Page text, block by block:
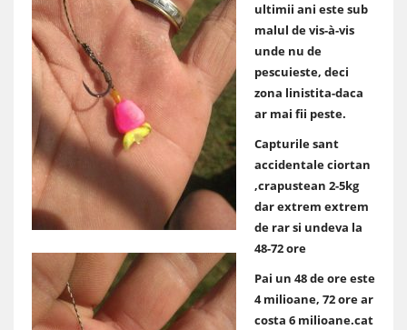
ultimii ani este sub
malul de vis-à-vis
unde nu de
pescuieste, deci
zona linistita-daca
ar mai fii peste.
Capturile sant
accidentale ciortan
,crapustean 2-5kg
dar extrem extrem
de rar si undeva la
48-72 ore
Pai un 48 de ore este
4 milioane, 72 ore ar
costa 6 milioane.cat